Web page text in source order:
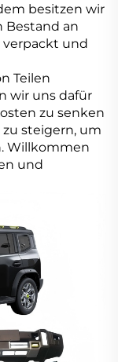
besitzen wir
Bestand an
verpackt und
Teilen
wir uns dafür
zu senken
steigern, um
Willkommen
und